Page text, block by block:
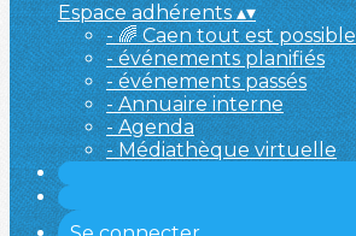
Espace adhérents▴▾
- 🌈 Caen tout est possible
- événements planifiés
- événements passés
- Annuaire interne
- Agenda
- Médiathèque virtuelle